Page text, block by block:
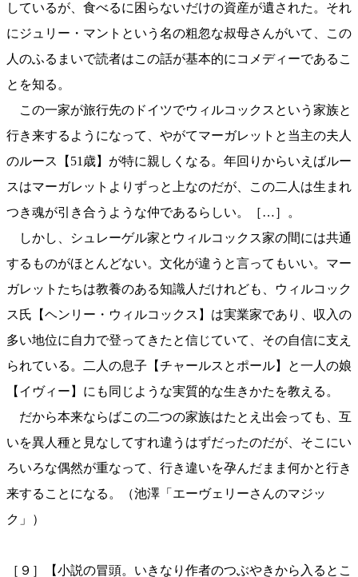
しているが、食べるに困らないだけの資産が遺された。それ
にジュリー・マントという名の粗忽な叔母さんがいて、この
人のふるまいで読者はこの話が基本的にコメディーであるこ
とを知る。
この一家が旅行先のドイツでウィルコックスという家族と
行き来するようになって、やがてマーガレットと当主の夫人
のルース【51歳】が特に親しくなる。年回りからいえばルー
スはマーガレットよりずっと上なのだが、この二人は生まれ
つき魂が引き合うような仲であるらしい。［…］。
しかし、シュレーゲル家とウィルコックス家の間には共通
するものがほとんどない。文化が違うと言ってもいい。マー
ガレットたちは教養のある知識人だけれども、ウィルコック
ス氏【ヘンリー・ウィルコックス】は実業家であり、収入の
多い地位に自力で登ってきたと信じていて、その自信に支え
られている。二人の息子【チャールスとポール】と一人の娘
【イヴィー】にも同じような実質的な生きかたを教える。
だから本来ならばこの二つの家族はたとえ出会っても、互
いを異人種と見なしてすれ違うはずだったのだが、そこにい
ろいろな偶然が重なって、行き違いを孕んだまま何かと行き
来することになる。（池澤「エーヴェリーさんのマジッ
ク」）
［９］【小説の冒頭。いきなり作者のつぶやきから入るとこ